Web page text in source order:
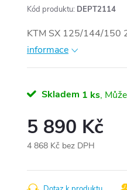
Kód produktu: DEPT2114
KTM SX 125/144/150
informace
Skladem 1 ks
5 890 Kč
4 868 Kč bez DPH
cena: